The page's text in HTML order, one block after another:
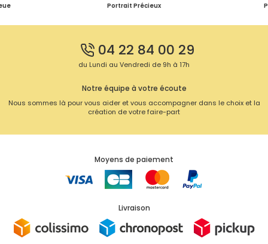
Portrait Précieux
04 22 84 00 29
du Lundi au Vendredi de 9h à 17h
Notre équipe à votre écoute
Nous sommes là pour vous aider et vous accompagner dans le choix et la
création de votre faire-part
Moyens de paiement
Livraison